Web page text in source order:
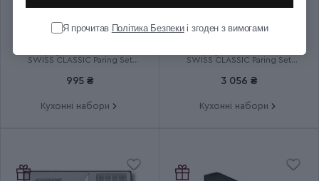
SWISS CLASSIC Paring Set
995 ₴
Кухонні набори
SWISS CLASSIC Paring Set
3 056 ₴
Кухонні набори
Я прочитав Політика Безпекиі згоден з вимогами